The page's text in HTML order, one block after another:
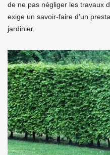
de ne pas négliger les travaux
exige un savoir-faire d’un
jardinier.